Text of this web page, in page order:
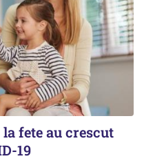
fete au crescut
19